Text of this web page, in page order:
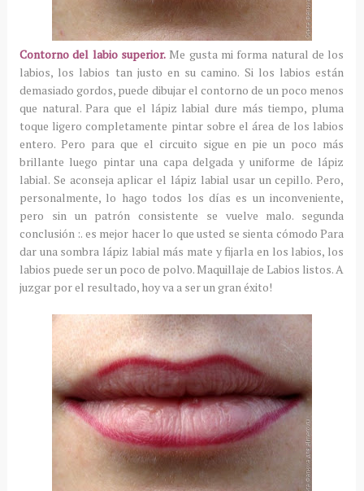
Contorno del labio superior. Me gusta mi forma natural de los
labios, los labios tan justo en su camino. Si los labios están
demasiado gordos, puede dibujar el contorno de un poco menos
que natural.Para que el lápiz labial dure más tiempo, pluma
toque ligero completamente pintar sobre el área de los labios
entero. Pero para que el circuito sigue en pie un poco más
brillante luego pintar una capa delgada y uniforme de lápiz
labial. Se aconseja aplicar el lápiz labial usar un cepillo.Pero,
personalmente, lo hago todos los días es un inconveniente,
pero sin un patrón consistente se vuelve malo. segunda
conclusión:. es mejor hacer lo que usted se sienta cómodo Para
dar una sombra lápiz labial más mate y fijarla en los labios, los
labios puede ser un poco de polvo. Maquillaje de Labios listos.A
juzgar por el resultado, hoy va a ser un gran éxito!